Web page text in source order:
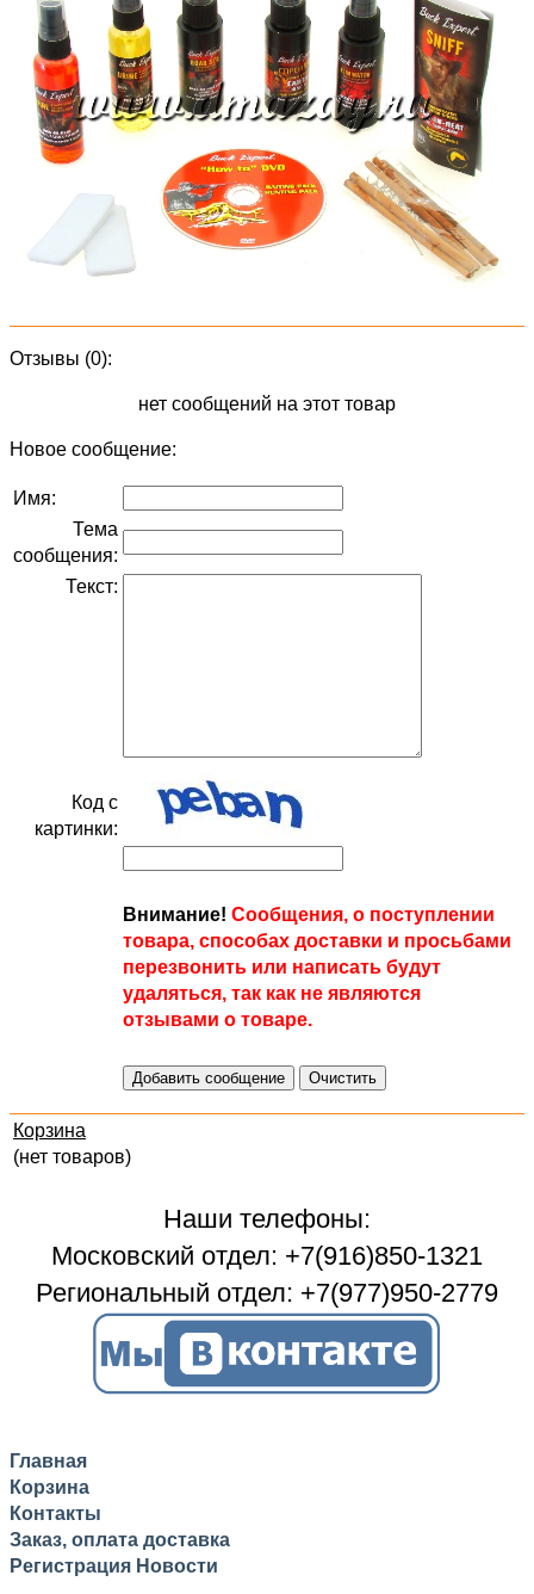
Отзывы (0):
нет сообщений на этот товар
Новое сообщение:
Имя:
Тема
сообщения:
Текст:
Код с
картинки:
Внимание! Сообщения, о поступлении
товара, способах доставки и просьбами
перезвонить или написать будут
удаляться, так как не являются
отзывами о товаре.
Корзина
(нет товаров)
Наши телефоны:
Московский отдел: +7(916)850-1321
Региональный отдел: +7(977)950-2779
Главная
Корзина
Контакты
Заказ, оплата доставка
Регистрация Новости